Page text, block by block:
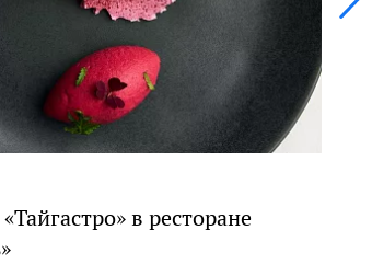
в ресторане